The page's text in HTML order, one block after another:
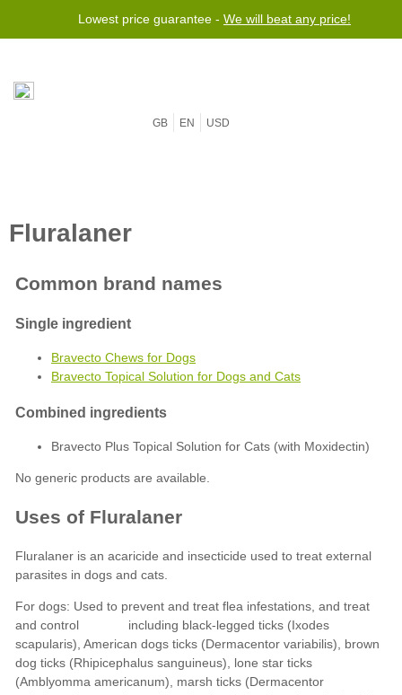
Lowest price guarantee - We will beat any price!
GB EN USD
Bravecto Chews for Dogs
Bravecto Topical Solution for Dogs and Cats
Bravecto Plus Topical Solution for Cats (with Moxidectin)